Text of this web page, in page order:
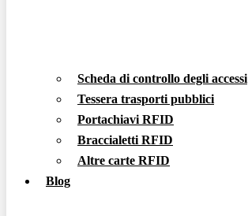
Scheda di controllo degli accessi
Tessera trasporti pubblici
Portachiavi RFID
Braccialetti RFID
Altre carte RFID
Blog